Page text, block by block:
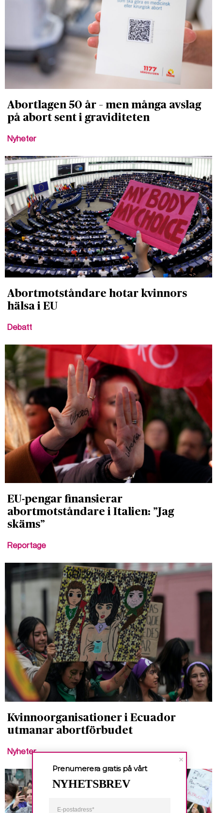
Abortlagen 50 år – men många avslag
på abort sent i graviditeten
Nyheter
Abortmotståndare hotar kvinnors
hälsa i EU
Debatt
EU-pengar finansierar
abortmotståndare i Italien: ”Jag
skäms”
Reportage
Kvinnoorganisationer i Ecuador
utmanar abortförbudet
Nyheter
Prenumerera gratis på vårt
NYHETSBREV